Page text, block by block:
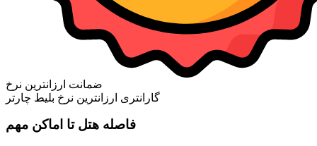
ضمانت ارزانترین نرخ
گارانتری ارزانترین نرخ بلیط چارتر
فاصله هتل تا اماکن مهم